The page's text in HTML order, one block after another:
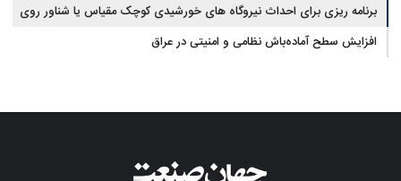
برنامه ریزی برای احداث نیروگاه های خورشیدی کوچک مقیاس یا شناور روی
آب در مازندران
افزایش سطح آماده‌باش نظامی و امنیتی در عراق